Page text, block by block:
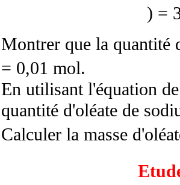
) =
Montrer que la quantité
= 0,01 mol.
En utilisant l'équation
quantité d'oléate de
Calculer la masse